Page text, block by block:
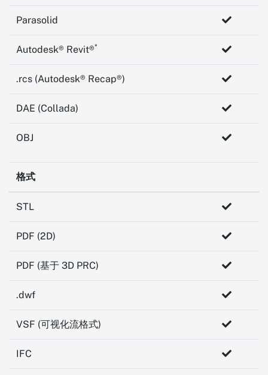
Parasolid
Autodesk® Revit®*
.rcs (Autodesk® Recap®)
DAE (Collada)
OBJ
格式
STL
PDF (2D)
PDF (基于 3D PRC)
.dwf
VSF (可视化流格式)
IFC